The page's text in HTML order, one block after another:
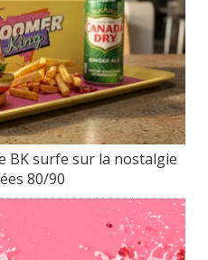
BK surfe sur la nostalgie
80/90